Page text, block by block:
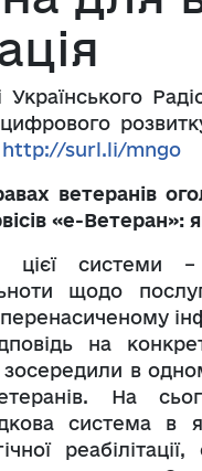
http://surl.li/mngo
ветеранів
«е-Ветеран»:
цієї системи
щодо
на
зосередили в
На
система в